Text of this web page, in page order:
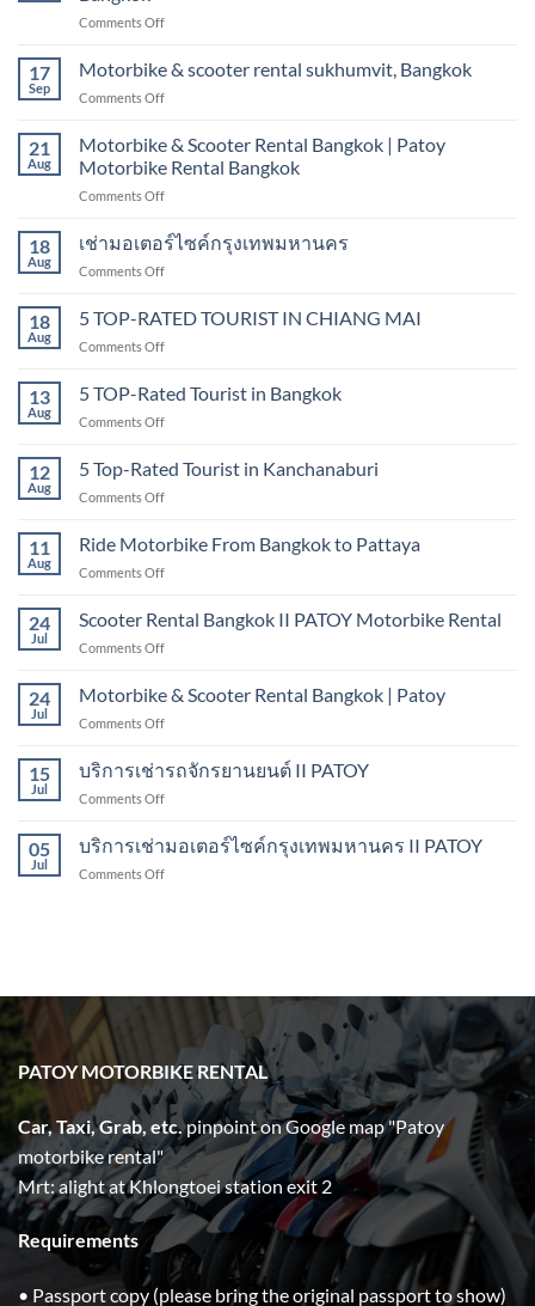
Bangkok
nana
Comments Offon
Rentals
in
Bangkok
Hire
scooter
17
Sep
Motorbike & scooter rental sukhumvit, Bangkok
Comments Offon
scooter
rental
sukhumvit,
21
Aug
Motorbike & Scooter Rental Bangkok | Patoy
Motorbike Rental Bangkok
Comments Offon
&
Scooter
Rental
|
Bangkok
18
Aug
เช่ามอเตอร์ไซค์กรุงเทพมหานคร
Comments Offon
มอเตอร์ไซค์
กรุงเทพมหานคร
18
Aug
5 TOP-RATED TOURIST IN CHIANG MAI
Comments Offon
TOP-
RATED
TOURIST
CHIANG
13
Aug
5 TOP-Rated Tourist in Bangkok
Comments Offon
TOP-
Rated
Tourist
Bangkok
12
Aug
5 Top-Rated Tourist in Kanchanaburi
Comments Offon
Top-
Rated
Tourist
Kanchanaburi
11
Aug
Ride Motorbike From Bangkok to Pattaya
Comments Offon
Motorbike
From
Bangkok
Pattaya
24
Jul
Scooter Rental Bangkok II PATOY Motorbike Rental
Comments Offon
Rental
Bangkok
II
Motorbike
24
Jul
Motorbike & Scooter Rental Bangkok | Patoy
Comments Offon
Scooter
Rental
|
15
Jul
บริการเช่ารถจักรยานยนต์ II PATOY
Comments Offon
รถ
จักรยานยนต์
05
Jul
บริการเช่ามอเตอร์ไซค์กรุงเทพมหานคร II PATOY
Comments Offon
PATOY
PATOY MOTORBIKE RENTAL
Car, Taxi, Grab, etc.pinpoint on Google map "Patoy
motorbike rental"
Mrt: alight at Khlongtoei station exit 2
Requirements
• Passport copy (please bring the original passport to show)